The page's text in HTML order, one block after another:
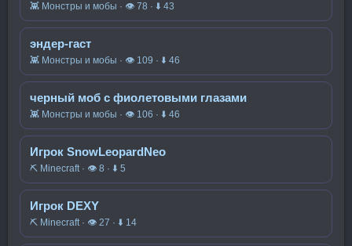
👾 Монстры и мобы · 👁 78 · ⬇ 43
эндер-гаст
👾 Монстры и мобы · 👁 109 · ⬇ 46
черный моб с фиолетовыми глазами
👾 Монстры и мобы · 👁 106 · ⬇ 46
Игрок SnowLeopardNeo
⛏️ Minecraft · 👁 8 · ⬇ 5
Игрок DEXY
⛏️ Minecraft · 👁 27 · ⬇ 14